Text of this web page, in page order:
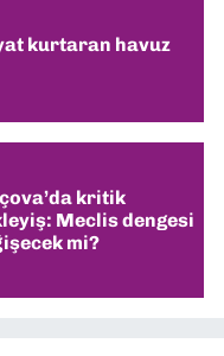
kurtaran havuz
kritik
Meclis dengesi
mi?